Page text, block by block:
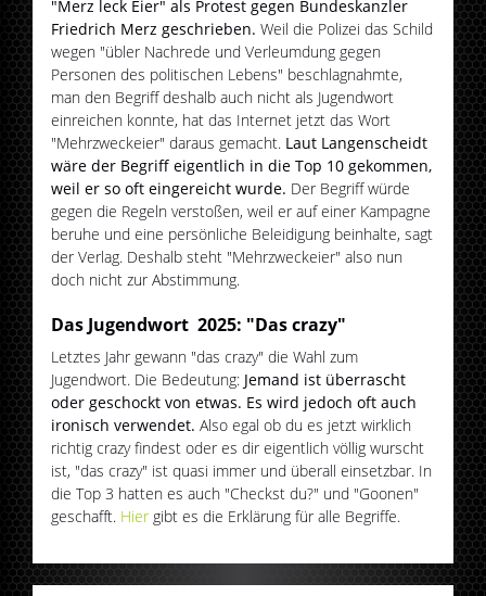
"Merz leck Eier" als Protest gegen Bundeskanzler
Friedrich Merz geschrieben. Weil die Polizei das Schild
wegen "übler Nachrede und Verleumdung gegen
Personen des politischen Lebens" beschlagnahmte,
man den Begriff deshalb auch nicht als Jugendwort
einreichen konnte, hat das Internet jetzt das Wort
"Mehrzweckeier" daraus gemacht. Laut Langenscheidt
wäre der Begriff eigentlich in die Top 10 gekommen,
weil er so oft eingereicht wurde. Der Begriff würde
gegen die Regeln verstoßen, weil er auf einer Kampagne
beruhe und eine persönliche Beleidigung beinhalte, sagt
der Verlag. Deshalb steht "Mehrzweckeier" also nun
doch nicht zur Abstimmung.
Das Jugendwort 2025: "Das crazy"
Letztes Jahr gewann "das crazy" die Wahl zum
Jugendwort. Die Bedeutung: Jemand ist überrascht
oder geschockt von etwas. Es wird jedoch oft auch
ironisch verwendet. Also egal ob du es jetzt wirklich
richtig crazy findest oder es dir eigentlich völlig wurscht
ist, "das crazy" ist quasi immer und überall einsetzbar. In
die Top 3 hatten es auch "Checkst du?" und "Goonen"
geschafft. Hier gibt es die Erklärung für alle Begriffe.